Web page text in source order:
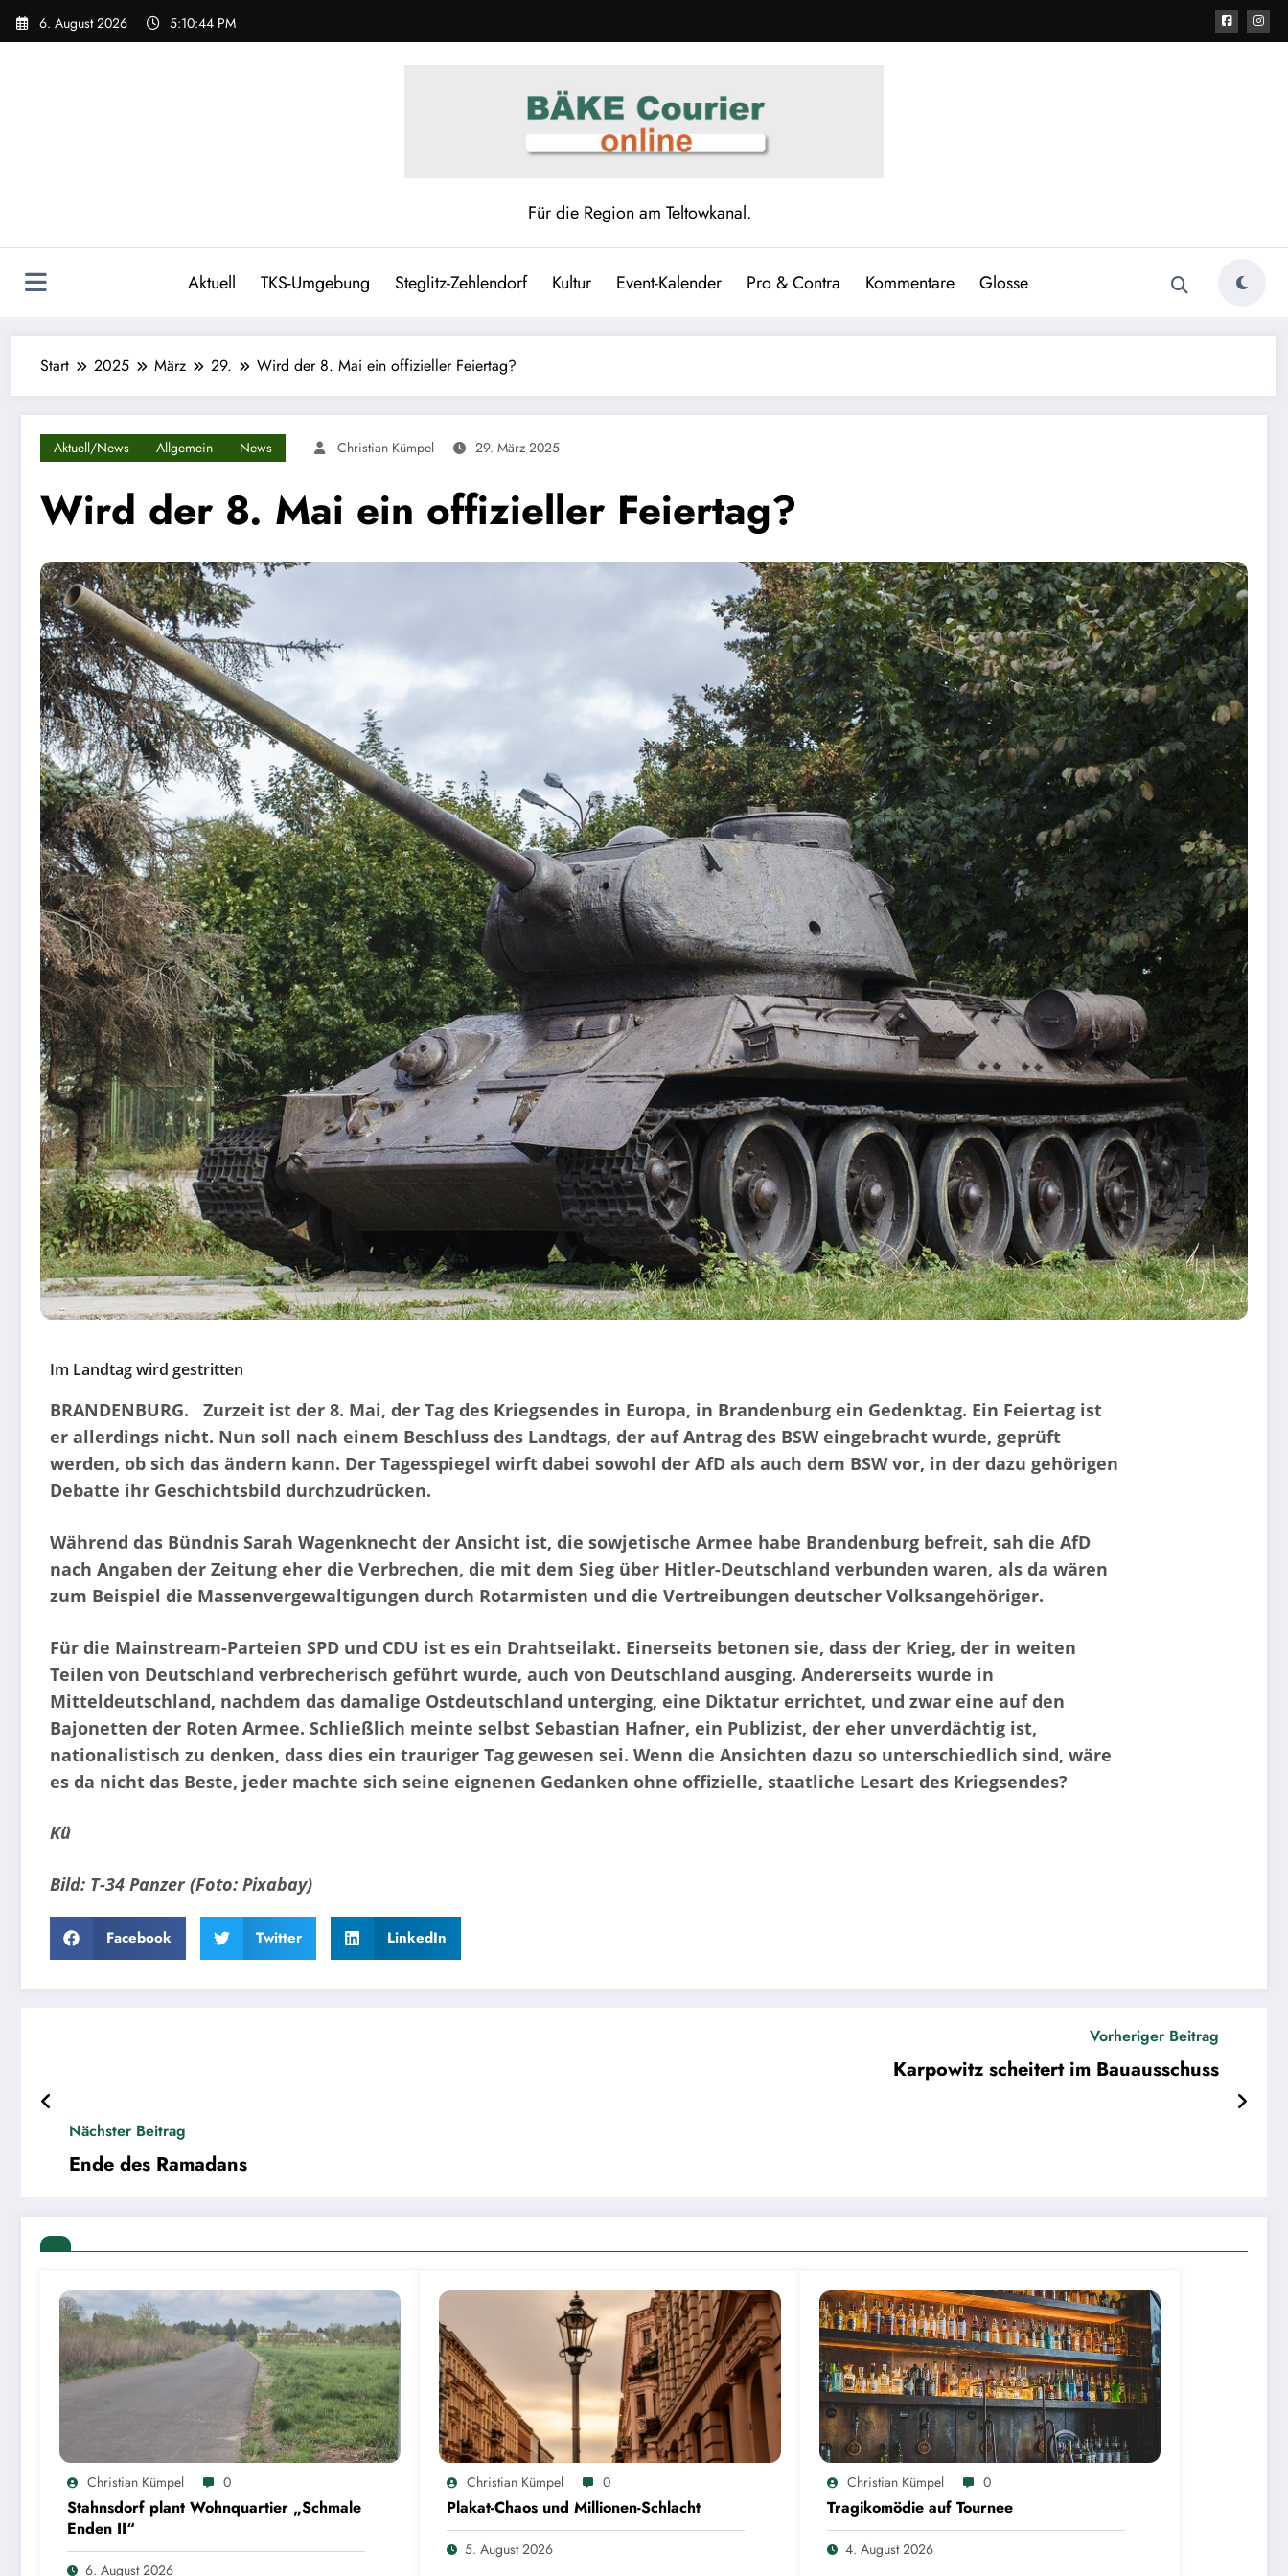
6. August 2026 5:10:46 PM
Für die Region am Teltowkanal.
Aktuell TKS-Umgebung Steglitz-Zehlendorf Kultur Event-Kalender Pro & Contra Kommentare Glosse
Start 2025 März 29. Wird der 8. Mai ein offizieller Feiertag?
Aktuell/News Allgemein News Christian Kümpel 29. März 2025
Wird der 8. Mai ein offizieller Feiertag?
Im Landtag wird gestritten
BRANDENBURG. Zurzeit ist der 8. Mai, der Tag des Kriegsendes in Europa, in Brandenburg ein Gedenktag. Ein Feiertag ist
er allerdings nicht. Nun soll nach einem Beschluss des Landtags, der auf Antrag des BSW eingebracht wurde, geprüft
werden, ob sich das ändern kann. Der Tagesspiegel wirft dabei sowohl der AfD als auch dem BSW vor, in der dazu gehörigen
Debatte ihr Geschichtsbild durchzudrücken.
Während das Bündnis Sarah Wagenknecht der Ansicht ist, die sowjetische Armee habe Brandenburg befreit, sah die AfD
nach Angaben der Zeitung eher die Verbrechen, die mit dem Sieg über Hitler-Deutschland verbunden waren, als da wären
zum Beispiel die Massenvergewaltigungen durch Rotarmisten und die Vertreibungen deutscher Volksangehöriger.
Für die Mainstream-Parteien SPD und CDU ist es ein Drahtseilakt. Einerseits betonen sie, dass der Krieg, der in weiten
Teilen von Deutschland verbrecherisch geführt wurde, auch von Deutschland ausging. Andererseits wurde in
Mitteldeutschland, nachdem das damalige Ostdeutschland unterging, eine Diktatur errichtet, und zwar eine auf den
Bajonetten der Roten Armee. Schließlich meinte selbst Sebastian Hafner, ein Publizist, der eher unverdächtig ist,
nationalistisch zu denken, dass dies ein trauriger Tag gewesen sei. Wenn die Ansichten dazu so unterschiedlich sind, wäre
es da nicht das Beste, jeder machte sich seine eignenen Gedanken ohne offizielle, staatliche Lesart des Kriegsendes?
Kü
Bild: T-34 Panzer (Foto: Pixabay)
Facebook Twitter LinkedIn
Vorheriger Beitrag
Karpowitz scheitert im Bauausschuss
Nächster Beitrag
Ende des Ramadans
Christian Kümpel 0
Stahnsdorf plant Wohnquartier „Schmale
Enden II“
6. August 2026
Christian Kümpel 0
Plakat-Chaos und Millionen-Schlacht
5. August 2026
Christian Kümpel 0
Tragikomödie auf Tournee
4. August 2026